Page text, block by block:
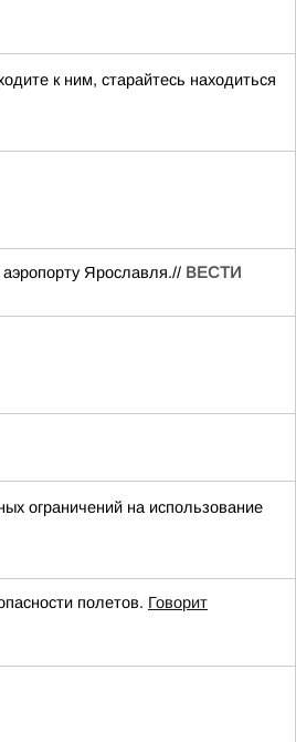
к ним, старайтесь находиться
Ярославля.// ВЕСТИ
ограничений на использование
полетов. Говорит